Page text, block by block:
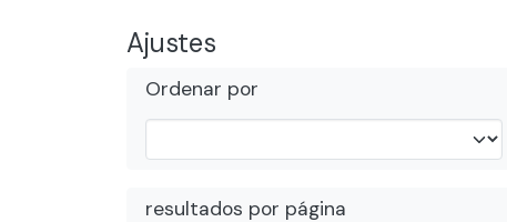
Ajustes
Ordenar por
resultados por página